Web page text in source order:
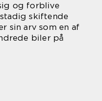
og forblive
skiftende
sin arv som en af
biler på